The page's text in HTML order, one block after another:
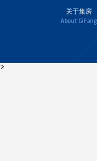
关于集房
About GiFang
>